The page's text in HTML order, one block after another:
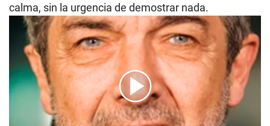
calma, sin la urgencia de demostrar nada.